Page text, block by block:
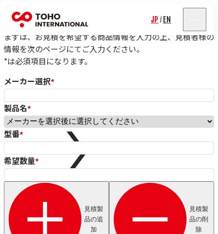
JP / EN
見積依頼フォーム
まずは、お見積を希望する商品情報を入力の上、見積者様の
情報を次のページにてご入力ください。
*は必須項目になります。
メーカー選択*
Rolf Schlicht
Niwar
Pressure Welding Machines（PWM）
エス.エー.ジャパン
Fort Wayne Wire Die
Proton Products
Paramount Die
Axjo
HUESTIS
製品名*
型番*
希望数量*
見積製
品の追
加
見積製
品の削
除